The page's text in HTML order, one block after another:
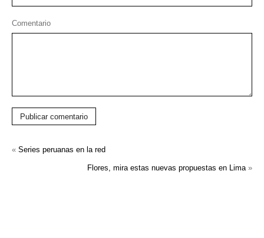
Comentario
Publicar comentario
« Series peruanas en la red
Flores, mira estas nuevas propuestas en Lima »